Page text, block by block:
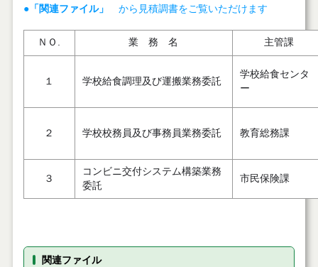
●「関連ファイル」 から見積調書をご覧いただけます
ＮＯ. 業 務 名 主管課
１ 学校給食調理及び運搬業務委託
学校給食センタ
ー
２ 学校校務員及び事務員業務委託 教育総務課
３
コンビニ交付システム構築業務
委託
市民保険課
関連ファイル